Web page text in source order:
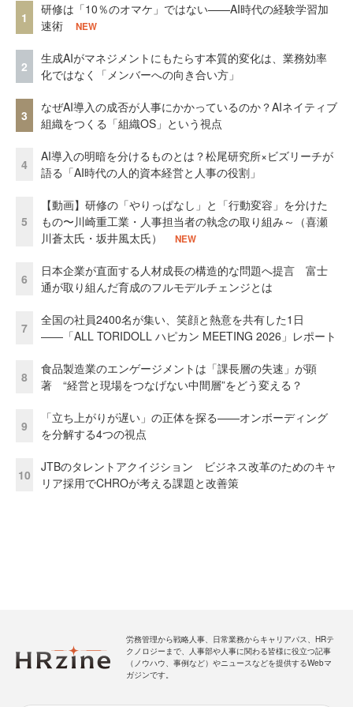
1
研修は「10％のオマケ」ではない——AI時代の経験学習加
速術
NEW
2
生成AIがマネジメントにもたらす本質的変化は、業務効率
化ではなく「メンバーへの向き合い方」
3
なぜAI導入の成否が人事にかかっているのか？AIネイティブ
組織をつくる「組織OS」という視点
4
AI導入の明暗を分けるものとは？松尾研究所×ビズリーチが
語る「AI時代の人的資本経営と人事の役割」
5
【動画】研修の「やりっぱなし」と「行動変容」を分けた
もの〜川崎重工業・人事担当者の執念の取り組み～（喜瀬
川蒼太氏・坂井風太氏）
NEW
6
日本企業が直面する人材成長の構造的な問題へ提言 富士
通が取り組んだ育成のフルモデルチェンジとは
7
全国の社員2400名が集い、笑顔と熱意を共有した1日
――「ALL TORIDOLL ハピカン MEETING 2026」レポート
8
食品製造業のエンゲージメントは「課長層の失速」が顕
著 “経営と現場をつなげない中間層”をどう変える？
9
「立ち上がりが遅い」の正体を探る——オンボーディング
を分解する4つの視点
10
JTBのタレントアクイジション ビジネス改革のためのキャ
リア採用でCHROが考える課題と改善策
労務管理から戦略人事、日常業務からキャリアパス、HRテ
クノロジーまで、人事部や人事に関わる皆様に役立つ記事
（ノウハウ、事例など）やニュースなどを提供するWebマ
ガジンです。